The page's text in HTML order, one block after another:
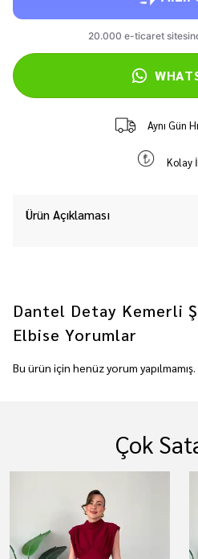
Aynı Gün
Kolay
Ürün Açıklaması
Dantel Detay Kemerli
Elbise Yorumlar
Bu ürün için henüz yorum yapılmamış.
Çok